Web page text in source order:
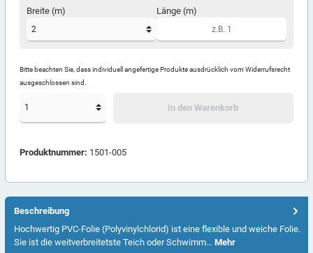
Breite (m) Länge (m)
Bitte beachten Sie, dass individuell angefertige Produkte ausdrücklich vom Widerrufsrecht
ausgeschlossen sind.
In den Warenkorb
Produktnummer: 1501-005
Beschreibung
Hochwertig PVC-Folie (Polyvinylchlorid) ist eine flexible und weiche Folie.
Sie ist die weitverbreitetste Teich oder Schwimm… Mehr